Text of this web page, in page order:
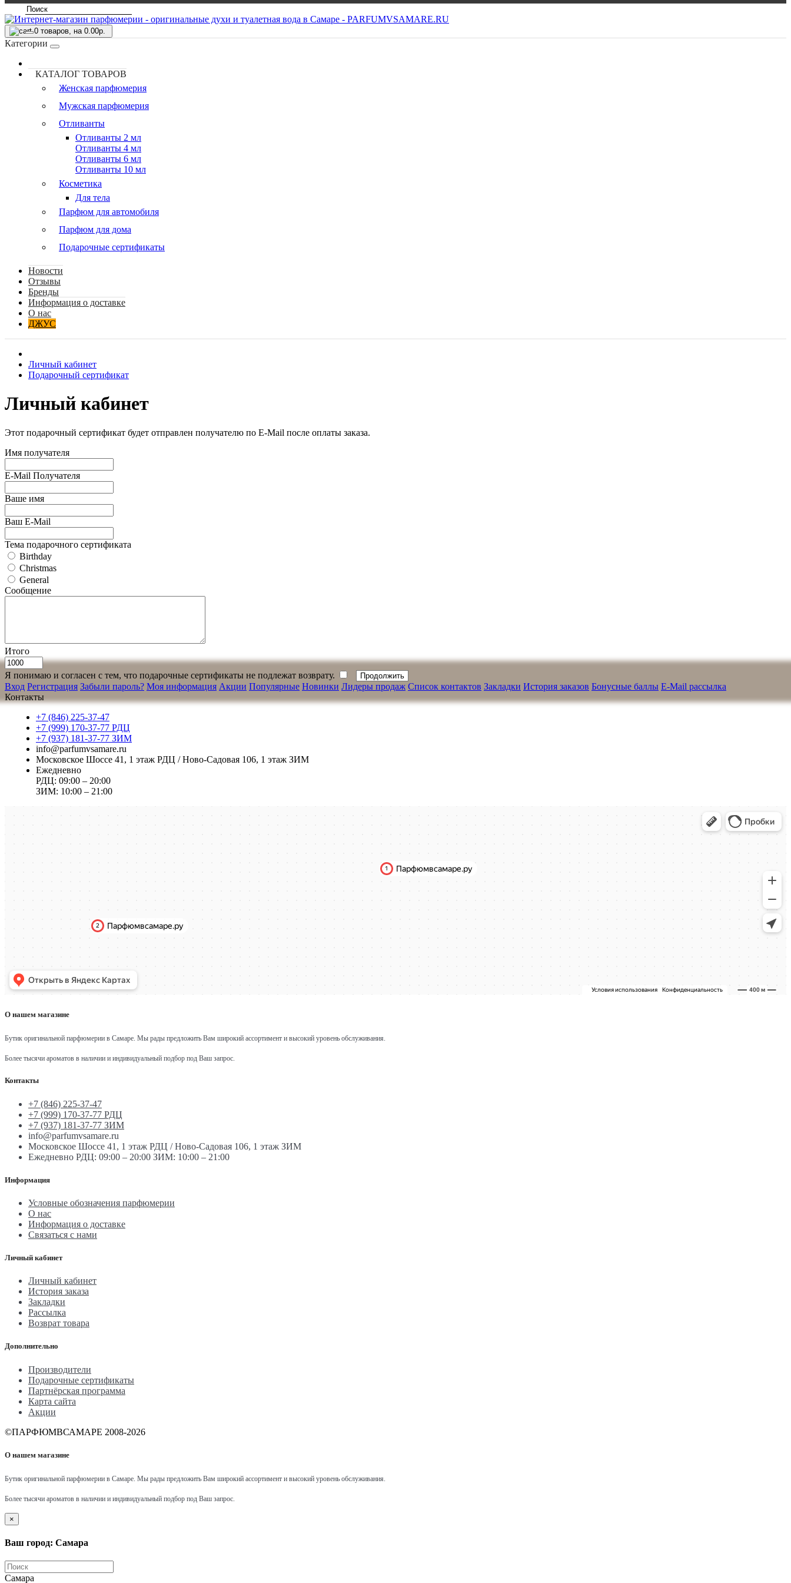
0 товаров, на 0.00р.
Категории
КАТАЛОГ ТОВАРОВ
Женская парфюмерия
Мужская парфюмерия
Отливанты
Отливанты 2 мл
Отливанты 4 мл
Отливанты 6 мл
Отливанты 10 мл
Косметика
Для тела
Парфюм для автомобиля
Парфюм для дома
Подарочные сертификаты
Новости
Отзывы
Бренды
Информация о доставке
О нас
ДЖУС
Личный кабинет
Подарочный сертификат
Личный кабинет
Этот подарочный сертификат будет отправлен получателю по E-Mail после оплаты заказа.
Имя получателя
E-Mail Получателя
Ваше имя
Ваш E-Mail
Тема подарочного сертификата
Birthday
Christmas
General
Сообщение
Итого
Я понимаю и согласен с тем, что подарочные сертификаты не подлежат возврату.
Вход Регистрация Забыли пароль? Моя информация Акции Популярные Новинки Лидеры продаж Список контактов Закладки История заказов Бонусные баллы E-Mail рассылка
Контакты
+7 (846) 225-37-47
+7 (999) 170-37-77 РДЦ
+7 (937) 181-37-77 ЗИМ
info@parfumvsamare.ru
Московское Шоссе 41, 1 этаж РДЦ / Ново-Садовая 106, 1 этаж ЗИМ
Ежедневно
РДЦ: 09:00 – 20:00
ЗИМ: 10:00 – 21:00
О нашем магазине
Бутик оригинальной парфюмерии в Самаре. Мы рады предложить Вам широкий ассортимент и высокий уровень обслуживания.
Более тысячи ароматов в наличии и индивидуальный подбор под Ваш запрос.
Контакты
+7 (846) 225-37-47
+7 (999) 170-37-77 РДЦ
+7 (937) 181-37-77 ЗИМ
info@parfumvsamare.ru
Московское Шоссе 41, 1 этаж РДЦ / Ново-Садовая 106, 1 этаж ЗИМ
Ежедневно РДЦ: 09:00 – 20:00 ЗИМ: 10:00 – 21:00
Информация
Условные обозначения парфюмерии
О нас
Информация о доставке
Связаться с нами
Личный кабинет
Личный кабинет
История заказа
Закладки
Рассылка
Возврат товара
Дополнительно
Производители
Подарочные сертификаты
Партнёрская программа
Карта сайта
Акции
©ПАРФЮМВСАМАРЕ 2008-2026
О нашем магазине
Бутик оригинальной парфюмерии в Самаре. Мы рады предложить Вам широкий ассортимент и высокий уровень обслуживания.
Более тысячи ароматов в наличии и индивидуальный подбор под Ваш запрос.
×
Ваш город: Самара
Самара